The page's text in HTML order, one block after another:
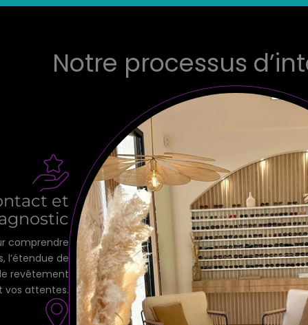
Notre processus
et
comprendre
l’étendue de
revêtement
vos attentes.